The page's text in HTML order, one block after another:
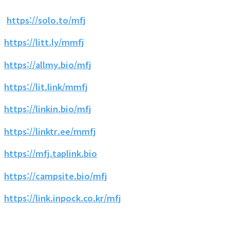
https://solo.to/mfj
https://litt.ly/mmfj
https://allmy.bio/mfj
https://lit.link/mmfj
https://linkin.bio/mfj
https://linktr.ee/mmfj
https://mfj.taplink.bio
https://campsite.bio/mfj
https://link.inpock.co.kr/mfj